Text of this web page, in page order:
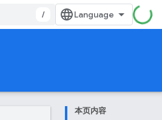
/
本页内容